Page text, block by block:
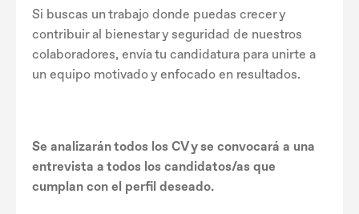
Si buscas un trabajo donde puedas crecer y
contribuir al bienestar y seguridad de nuestros
colaboradores, envía tu candidatura para unirte a
un equipo motivado y enfocado en resultados.
Se analizarán todos los CV y ​​se convocará a una
entrevista a todos los candidatos/as que
cumplan con el perfil deseado.